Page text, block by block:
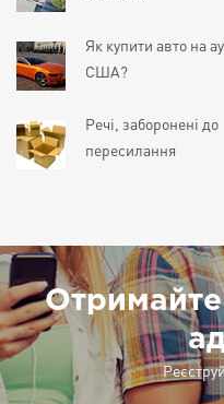
Як купити авто на
США?
Речі, заборонені до
пересилання